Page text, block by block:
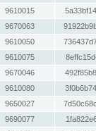
9610015
9670063
9610050
9610075
9670046
9610080
9650027
9690077